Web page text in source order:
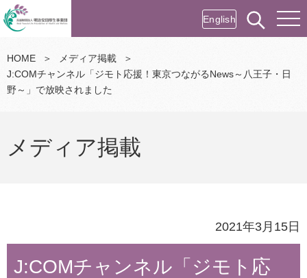
English
HOME ＞ メディア掲載
＞
J:COMチャンネル「ジモト応援！東京つながるNews～八王子・日
野～」で放映されました
メディア掲載
2021年3月15日
J:COMチャンネル「ジモト応